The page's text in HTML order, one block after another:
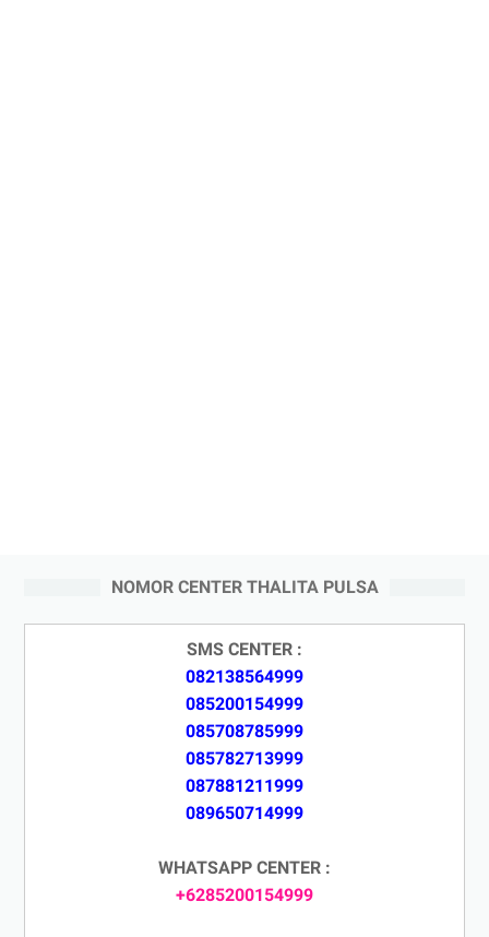
NOMOR CENTER THALITA PULSA
SMS CENTER :
082138564999
085200154999
085708785999
085782713999
087881211999
089650714999
WHATSAPP CENTER :
+6285200154999